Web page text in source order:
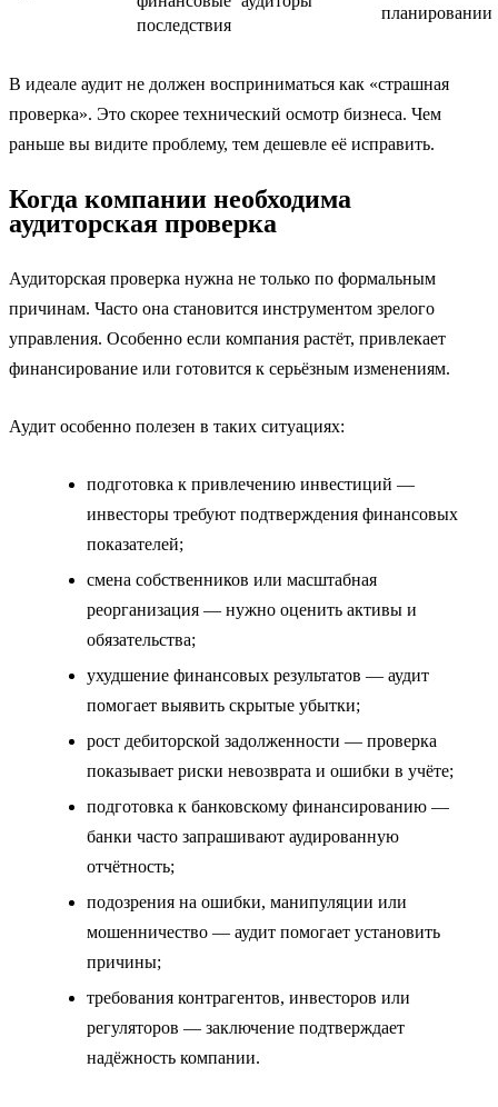
последствия
планировании
В идеале аудит не должен восприниматься как «страшная
проверка». Это скорее технический осмотр бизнеса. Чем
раньше вы видите проблему, тем дешевле её исправить.
Когда компании необходима
аудиторская проверка
Аудиторская проверка нужна не только по формальным
причинам. Часто она становится инструментом зрелого
управления. Особенно если компания растёт, привлекает
финансирование или готовится к серьёзным изменениям.
Аудит особенно полезен в таких ситуациях:
подготовка к привлечению инвестиций —
инвесторы требуют подтверждения финансовых
показателей;
смена собственников или масштабная
реорганизация — нужно оценить активы и
обязательства;
ухудшение финансовых результатов — аудит
помогает выявить скрытые убытки;
рост дебиторской задолженности — проверка
показывает риски невозврата и ошибки в учёте;
подготовка к банковскому финансированию —
банки часто запрашивают аудированную
отчётность;
подозрения на ошибки, манипуляции или
мошенничество — аудит помогает установить
причины;
требования контрагентов, инвесторов или
регуляторов — заключение подтверждает
надёжность компании.